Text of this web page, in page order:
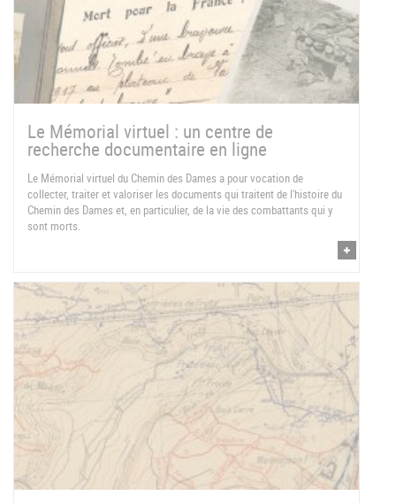
Le Mémorial virtuel : un centre de
recherche documentaire en ligne
Le Mémorial virtuel du Chemin des Dames a pour vocation de
collecter, traiter et valoriser les documents qui traitent de l'histoire du
Chemin des Dames et, en particulier, de la vie des combattants qui y
sont morts.